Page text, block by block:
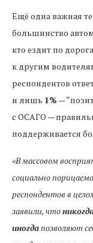
Ещё одна важная
большинство
кто ездит по
к другим
респондентов
и лишь 1% —
с ОСАГО —
поддерживается
«В массовом
социально
респондентов в
заявили, что
иногдапозволяют